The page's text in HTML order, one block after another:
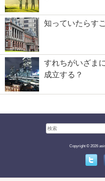
知っていたらす
すれちがいざま
成立する？
Copyright © 2026